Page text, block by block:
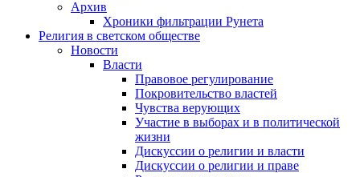
Архив
Хроники фильтрации Рунета
Религия в светском обществе
Новости
Власти
Правовое регулирование
Покровительство властей
Чувства верующих
Участие в выборах и в политической
жизни
Дискуссии о религии и власти
Дискуссии о религии и праве